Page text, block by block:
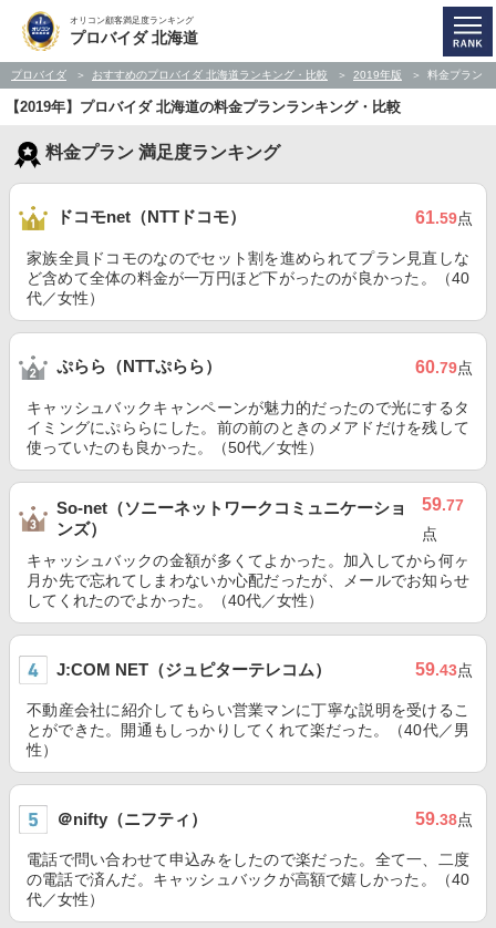
オリコン顧客満足度ランキング
プロバイダ 北海道
プロバイダ おすすめのプロバイダ 北海道ランキング・比較 2019年版 料金プラン
【2019年】プロバイダ 北海道の料金プランランキング・比較
料金プラン 満足度ランキング
ドコモnet（NTTドコモ） 61.59点
家族全員ドコモのなのでセット割を進められてプラン見直しな
ど含めて全体の料金が一万円ほど下がったのが良かった。（40
代／女性）
ぷらら（NTTぷらら） 60.79点
キャッシュバックキャンペーンが魅力的だったので光にするタ
イミングにぷららにした。前の前のときのメアドだけを残して
使っていたのも良かった。（50代／女性）
So-net（ソニーネットワークコミュニケーショ
ンズ）
59.77
点
キャッシュバックの金額が多くてよかった。加入してから何ヶ
月か先で忘れてしまわないか心配だったが、メールでお知らせ
してくれたのでよかった。（40代／女性）
J:COM NET（ジュピターテレコム） 59.43点
不動産会社に紹介してもらい営業マンに丁寧な説明を受けるこ
とができた。開通もしっかりしてくれて楽だった。（40代／男
性）
＠nifty（ニフティ） 59.38点
電話で問い合わせて申込みをしたので楽だった。全て一、二度
の電話で済んだ。キャッシュバックが高額で嬉しかった。（40
代／女性）